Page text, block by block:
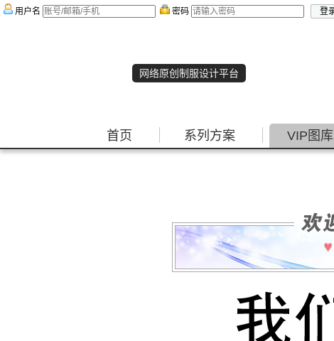
用户名 密码
网络原创制服设计平台
首页 系列方案 VIP图库